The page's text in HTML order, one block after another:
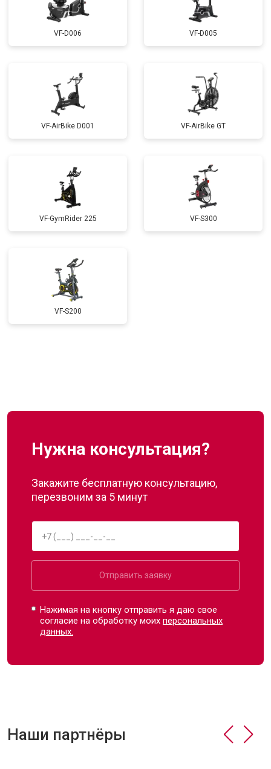
VF-D006 VF-D005
VF-AirBike D001 VF-AirBike GT
VF-GymRider 225 VF-S300
VF-S200
Нужна консультация?
Закажите бесплатную консультацию,
перезвоним за 5 минут
Отправить заявку
Нажимая на кнопку отправить я даю свое
согласие на обработку моихперсональных
данных.
Наши партнёры